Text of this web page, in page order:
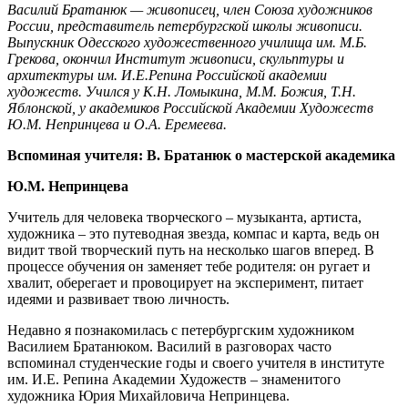
Василий Братанюк — живописец, член Союза художников
России, представитель петербургской школы живописи.
Выпускник Одесского художественного училища им. М.Б.
Грекова, окончил Институт живописи, скульптуры и
архитектуры им. И.Е.Репина Российской академии
художеств. Учился у К.Н. Ломыкина, М.М. Божия, Т.Н.
Яблонской, у академиков Российской Академии Художеств
Ю.М. Непринцева и О.А. Еремеева.
Вспоминая учителя: В. Братанюк о мастерской академика
Ю.М. Непринцева
Учитель для человека творческого – музыканта, артиста,
художника – это путеводная звезда, компас и карта, ведь он
видит твой творческий путь на несколько шагов вперед. В
процессе обучения он заменяет тебе родителя: он ругает и
хвалит, оберегает и провоцирует на эксперимент, питает
идеями и развивает твою личность.
Недавно я познакомилась с петербургским художником
Василием Братанюком. Василий в разговорах часто
вспоминал студенческие годы и своего учителя в институте
им. И.Е. Репина Академии Художеств – знаменитого
художника Юрия Михайловича Непринцева.